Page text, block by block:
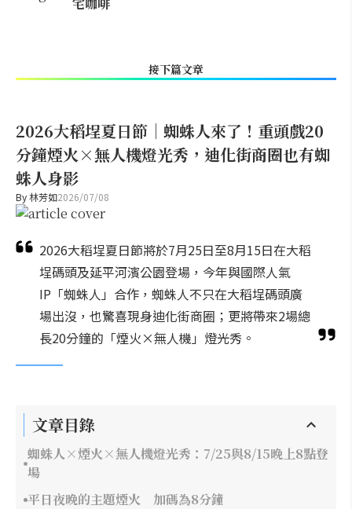
接下篇文章
2026大稻埕夏日節｜蜘蛛人來了！重頭戲20
分鐘煙火×無人機燈光秀，迪化街商圈也有蜘
蛛人身影
By林芳如2026/07/08
2026大稻埕夏日節將於7月25日至8月15日在大稻
埕碼頭及延平河濱公園登場，今年與國際人氣
IP「蜘蛛人」合作，蜘蛛人不只在大稻埕碼頭廣
場出沒，也驚喜現身迪化街商圈；更將帶來2場總
長20分鐘的「煙火×無人機」燈光秀。
文章目錄
蜘蛛人×煙火×無人機燈光秀：7/25與8/15晚上8點登
場
平日夜晚的主題煙火 加碼為8分鐘